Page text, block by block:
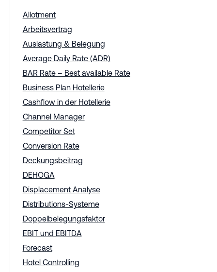
Allotment
Arbeitsvertrag
Auslastung & Belegung
Average Daily Rate (ADR)
BAR Rate – Best available Rate
Business Plan Hotellerie
Cashflow in der Hotellerie
Channel Manager
Competitor Set
Conversion Rate
Deckungsbeitrag
DEHOGA
Displacement Analyse
Distributions-Systeme
Doppelbelegungsfaktor
EBIT und EBITDA
Forecast
Hotel Controlling